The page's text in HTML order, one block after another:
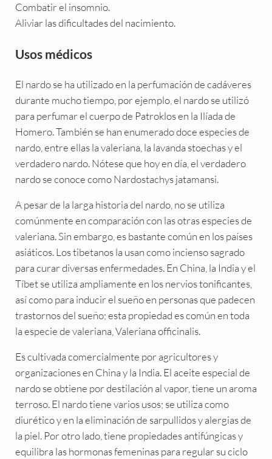
Combatir el insomnio.
Aliviar las dificultades del nacimiento.
Usos médicos
El nardo se ha utilizado en la perfumación de cadáveres
durante mucho tiempo, por ejemplo, el nardo se utilizó
para perfumar el cuerpo de Patroklos en la Ilíada de
Homero. También se han enumerado doce especies de
nardo, entre ellas la valeriana, la lavanda stoechas y el
verdadero nardo. Nótese que hoy en día, el verdadero
nardo se conoce como Nardostachys jatamansi.
A pesar de la larga historia del nardo, no se utiliza
comúnmente en comparación con las otras especies de
valeriana. Sin embargo, es bastante común en los países
asiáticos. Los tibetanos la usan como incienso sagrado
para curar diversas enfermedades. En China, la India y el
Tíbet se utiliza ampliamente en los nervios tonificantes,
así como para inducir el sueño en personas que padecen
trastornos del sueño; esta propiedad es común en toda
la especie de valeriana, Valeriana officinalis.
Es cultivada comercialmente por agricultores y
organizaciones en China y la India. El aceite especial de
nardo se obtiene por destilación al vapor, tiene un aroma
terroso. El nardo tiene varios usos; se utiliza como
diurético y en la eliminación de sarpullidos y alergias de
la piel. Por otro lado, tiene propiedades antifúngicas y
equilibra las hormonas femeninas para regular su ciclo